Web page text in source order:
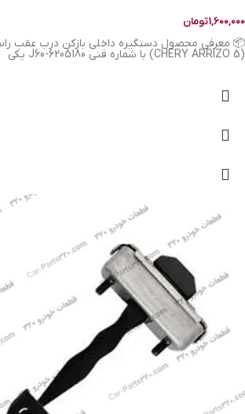
1,600,000تومان
(CHERY ARRIZO 5) با شماره فنی J60-6205180 یکی